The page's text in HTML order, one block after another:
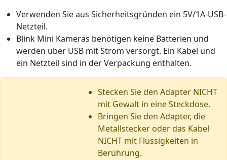
Verwenden Sie aus Sicherheitsgründen ein 5V/1A-USB-
Netzteil.
Blink Mini Kameras benötigen keine Batterien und
werden über USB mit Strom versorgt. Ein Kabel und
ein Netzteil sind in der Verpackung enthalten.
Stecken Sie den Adapter NICHT
mit Gewalt in eine Steckdose.
Bringen Sie den Adapter, die
Metallstecker oder das Kabel
NICHT mit Flüssigkeiten in
Berührung.